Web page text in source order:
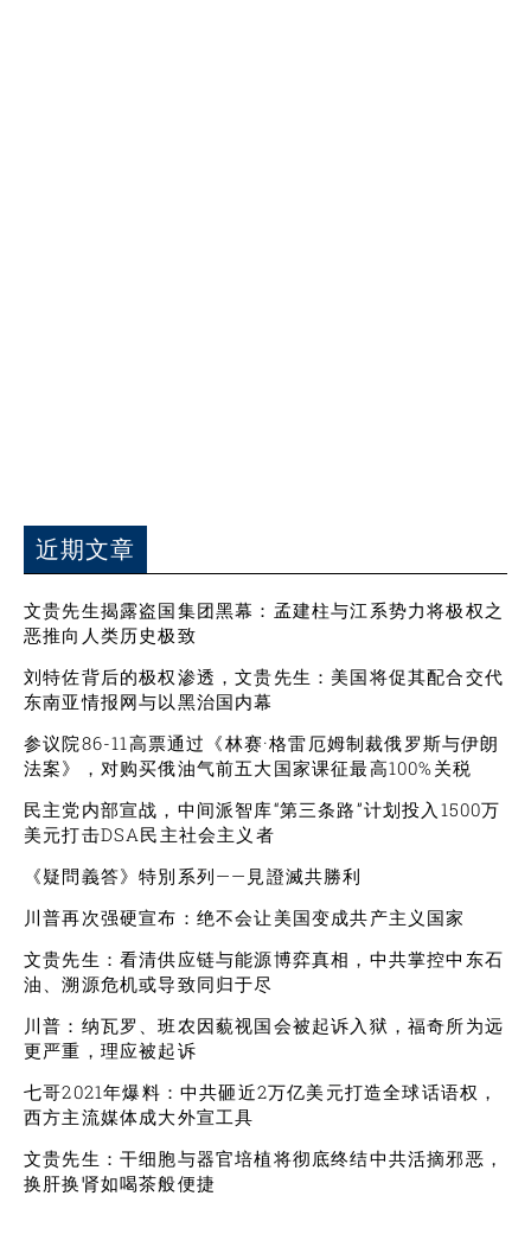
近期文章
文贵先生揭露盗国集团黑幕：孟建柱与江系势力将极权之
恶推向人类历史极致
刘特佐背后的极权渗透，文贵先生：美国将促其配合交代
东南亚情报网与以黑治国内幕
参议院86-11高票通过《林赛·格雷厄姆制裁俄罗斯与伊朗
法案》，对购买俄油气前五大国家课征最高100%关税
民主党内部宣战，中间派智库“第三条路”计划投入1500万
美元打击DSA民主社会主义者
《疑問義答》特別系列——見證滅共勝利
川普再次强硬宣布：绝不会让美国变成共产主义国家
文贵先生：看清供应链与能源博弈真相，中共掌控中东石
油、溯源危机或导致同归于尽
川普：纳瓦罗、班农因藐视国会被起诉入狱，福奇所为远
更严重，理应被起诉
七哥2021年爆料：中共砸近2万亿美元打造全球话语权，
西方主流媒体成大外宣工具
文贵先生：干细胞与器官培植将彻底终结中共活摘邪恶，
换肝换肾如喝茶般便捷